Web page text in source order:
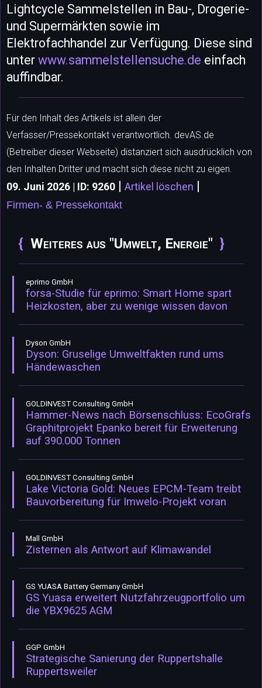
Lightcycle Sammelstellen in Bau-, Drogerie-
und Supermärkten sowie im
Elektrofachhandel zur Verfügung. Diese sind
unter www.sammelstellensuche.de einfach
auffindbar.
Für den Inhalt des Artikels ist allein der
Verfasser/Pressekontakt verantwortlich. devAS.de
(Betreiber dieser Webseite) distanziert sich ausdrücklich von
den Inhalten Dritter und macht sich diese nicht zu eigen.
09. Juni 2026 | ID: 9260 | Artikel löschen |
Firmen- & Pressekontakt
Weiteres aus "Umwelt, Energie"
eprimo GmbH
forsa-Studie für eprimo: Smart Home spart
Heizkosten, aber zu wenige wissen davon
Dyson GmbH
Dyson: Gruselige Umweltfakten rund ums
Händewaschen
GOLDINVEST Consulting GmbH
Hammer-News nach Börsenschluss: EcoGrafs
Graphitprojekt Epanko bereit für Erweiterung
auf 390.000 Tonnen
GOLDINVEST Consulting GmbH
Lake Victoria Gold: Neues EPCM-Team treibt
Bauvorbereitung für Imwelo-Projekt voran
Mall GmbH
Zisternen als Antwort auf Klimawandel
GS YUASA Battery Germany GmbH
GS Yuasa erweitert Nutzfahrzeugportfolio um
die YBX9625 AGM
GGP GmbH
Strategische Sanierung der Ruppertshalle
Ruppertsweiler